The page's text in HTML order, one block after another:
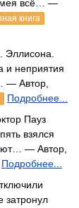
всё… —
книга
Эллисона.
неприятия
— Автор,
Подробнее...
Пауз
взялся
— Автор,
Подробнее...
затронул